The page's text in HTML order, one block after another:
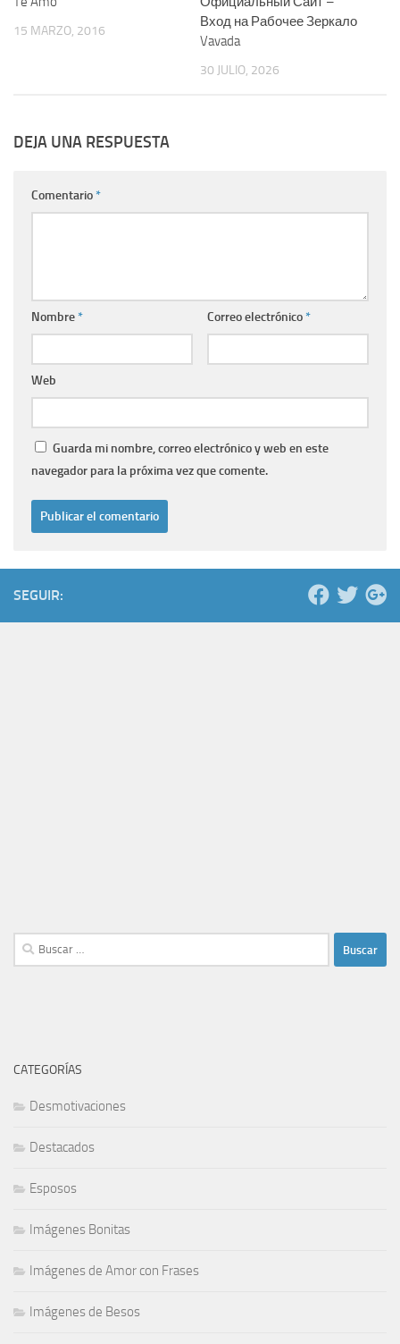
15 MARZO, 2016
Вход на Рабочее Зеркало
Vavada
30 JULIO, 2026
DEJA UNA RESPUESTA
Comentario*
Nombre* Correo electrónico*
Web
Guarda mi nombre, correo electrónico y web en este
navegador para la próxima vez que comente.
SEGUIR:
Buscar:
CATEGORÍAS
Desmotivaciones
Destacados
Esposos
Imágenes Bonitas
Imágenes de Amor con Frases
Imágenes de Besos